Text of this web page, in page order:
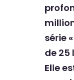
série
de 25
Elle